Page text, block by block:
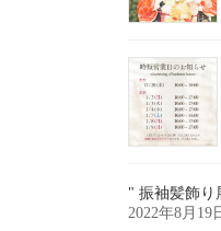
" 振袖髪飾り
2022年8月19